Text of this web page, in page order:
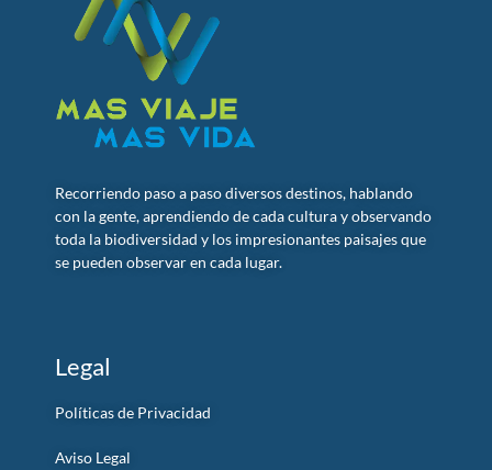
Recorriendo paso a paso diversos destinos, hablando
con la gente, aprendiendo de cada cultura y observando
toda la biodiversidad y los impresionantes paisajes que
se pueden observar en cada lugar.
Legal
Políticas de Privacidad
Aviso Legal